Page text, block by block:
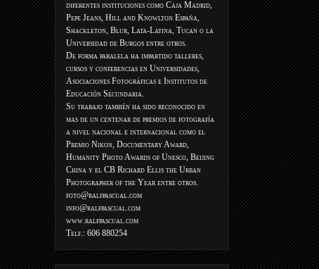
diferentes instituciones como Caja Madrid,
Pepe Jeans, Hill and Knowlton España,
Shackleton, Blur, Lata-Latina, Tucan o la
Universidad de Burgos entre otros.
De forma paralela ha impartido talleres,
cursos y conferencias en Universidades,
Asociaciones Fotográficas e Institutos de
Educación Secundaria.
Su trabajo también ha sido reconocido en
mas de un centenar de premios de fotografía
a nivel nacional e internacional como el
Premio Nikon, Documentary Award,
Humanity Photo Awards of Unesco, Beijing
China y el CB Richard Ellis the Urban
Photographer of the Year entre otros.
foto@ralfpascual.com
info@ralfpascual.com
www.ralfpascual.com
Telf.: 606 880254